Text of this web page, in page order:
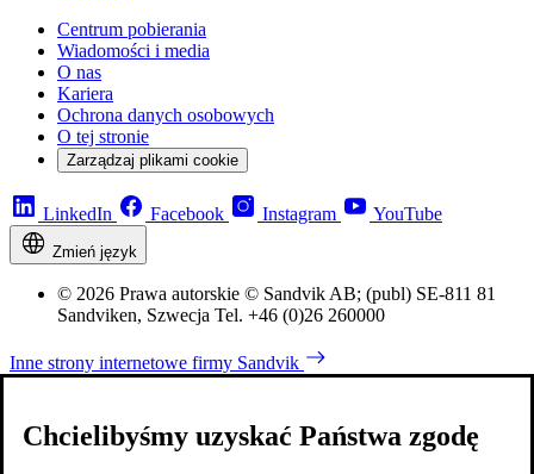
Centrum pobierania
Wiadomości i media
O nas
Kariera
Ochrona danych osobowych
O tej stronie
Zarządzaj plikami cookie
LinkedIn Facebook Instagram YouTube
Zmień język
© 2026 Prawa autorskie © Sandvik AB; (publ) SE-811 81
Sandviken, Szwecja Tel. +46 (0)26 260000
Inne strony internetowe firmy Sandvik
Chcielibyśmy uzyskać Państwa zgodę